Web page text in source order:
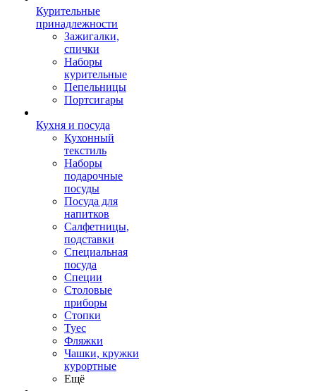
Курительные
принадлежности
Зажигалки,
спички
Наборы
курительные
Пепельницы
Портсигары
Кухня и посуда
Кухонный
текстиль
Наборы
подарочные
посуды
Посуда для
напитков
Салфетницы,
подставки
Специальная
посуда
Специи
Столовые
приборы
Стопки
Туес
Фляжки
Чашки, кружки
курортные
Ещё